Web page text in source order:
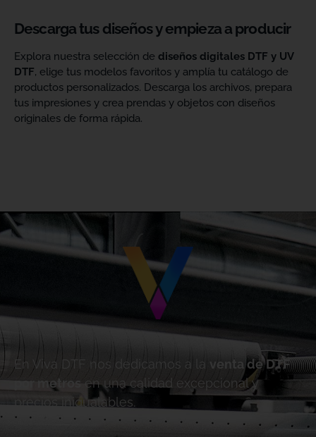
Descarga tus diseños y empieza a producir
Explora nuestra selección de diseños digitales DTF y UV
DTF, elige tus modelos favoritos y amplía tu catálogo de
productos personalizados. Descarga los archivos, prepara
tus impresiones y crea prendas y objetos con diseños
originales de forma rápida.
En Viva DTF nos dedicamos a la
venta de DTF
por metros
en una calidad excepcional y
precios inigualables.